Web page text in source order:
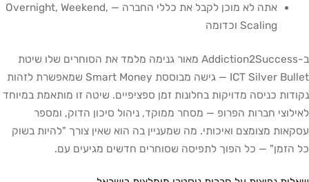
אתה לא מוכן לקבל את כללי החברה — Overnight, Weekend,
Scaling וכדומה
ב-Addiction2Success מאור גנימה מלמד את הסוחרים שלו שיטת
ICT Silver Bullet — גישה מבוססת Smart Money שמאפשרת לזהות
נקודות כניסה מדויקות בחלונות זמן ספציפיים. שיטה זו מותאמת במיוחד
לאילוצי חברות הפרופ — מסחר ממוקד, ניהול סיכון הדוק, ומספר
עסקאות מצומצם ואיכותי. מה שמעניין בה הוא שאין צורך "להיות בשוק
כל הזמן" — כל הפוך לתפיסה שסוחרים חדשים מגיעים עם.